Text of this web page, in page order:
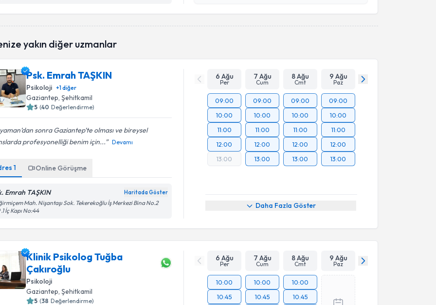
yakın diğer uzmanlar
Psk. Emrah TAŞKIN
Psikoloji +1diğer
Gaziantep, Şehitkamil
5 (40 Değerlendirme)
sonra Gaziantep’te olması ve bireysel
profesyonelliği benim için...
Devamı
1 Online Görüşme
Emrah TAŞKIN Haritada Göster
Mah. Nişantaşı Sok. Tekerekoğlu İş Merkezi Bina No.2
İç Kapı No:44
6 Ağu
Per
7 Ağu
Cum
8 Ağu
Cmt
9 Ağu
Paz
09:00
10:00
11:00
12:00
13:00
09:00
10:00
11:00
12:00
13:00
09:00
10:00
11:00
12:00
13:00
09:00
10:00
11:00
12:00
13:00
Daha Fazla Göster
Klinik Psikolog Tuğba
Çakıroğlu
Psikoloji
Gaziantep, Şehitkamil
5 (38 Değerlendirme)
6 Ağu
Per
7 Ağu
Cum
8 Ağu
Cmt
9 Ağu
Paz
10:00
10:45
10:00
10:45
10:00
10:45